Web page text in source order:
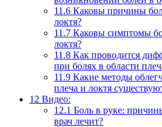
11.6 Каковы причины
локтя?
11.7 Каковы симптомы
локтя?
11.8 Как проводится
при болях в области
11.9 Какие методы
плеча и локтя
12 Видео:
12.1 Боль в руке:
врач лечит?